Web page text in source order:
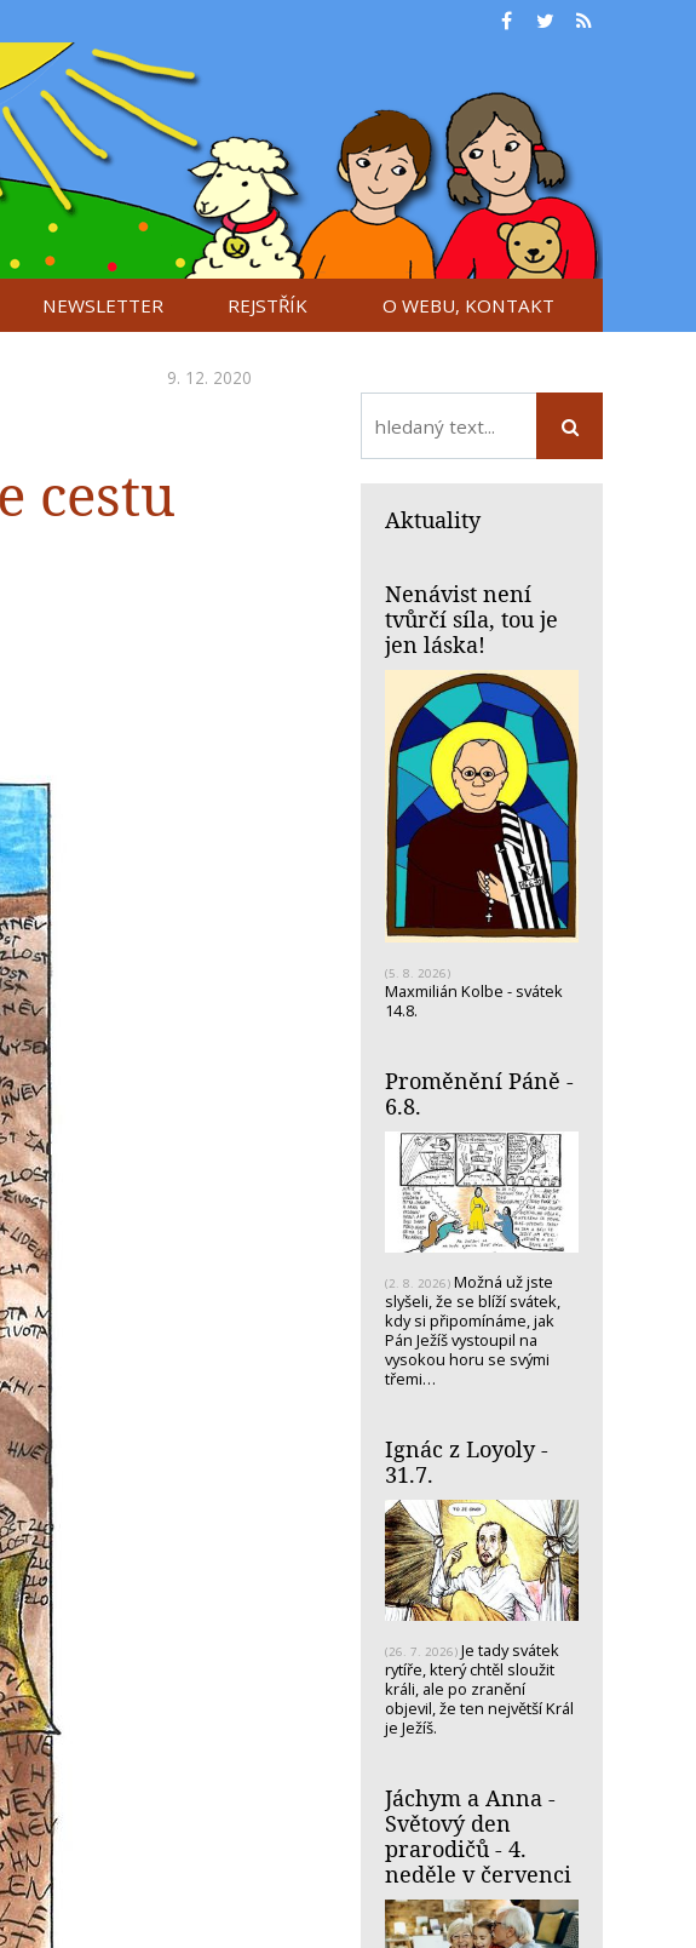
NEWSLETTER REJSTŘÍK O WEBU, KONTAKT
9. 12. 2020
cestu
Aktuality
Nenávist není
tvůrčí síla, tou je
jen láska!
(5. 8. 2026)
Maxmilián Kolbe - svátek
14.8.
Proměnění Páně -
6.8.
(2. 8. 2026) Možná už jste
slyšeli, že se blíží svátek,
kdy si připomínáme, jak
Pán Ježíš vystoupil na
vysokou horu se svými
třemi…
Ignác z Loyoly -
31.7.
(26. 7. 2026) Je tady svátek
rytíře, který chtěl sloužit
králi, ale po zranění
objevil, že ten největší Král
je Ježíš.
Jáchym a Anna -
Světový den
prarodičů - 4.
neděle v červenci